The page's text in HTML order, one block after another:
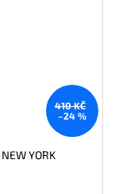
410 KČ
–24 %
YORK